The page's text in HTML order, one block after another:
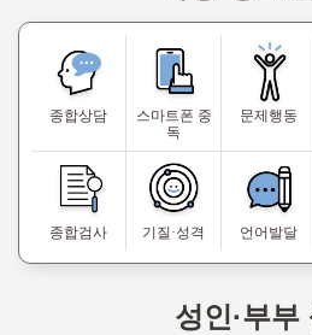
종합상담
스마트폰 중
독
문제행동
종합검사 기질·성격 언어발달
성인·부부